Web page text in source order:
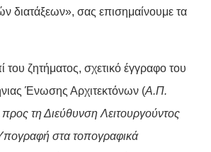
διατάξεων», σας επισημαίνουμε τα
του ζητήματος, σχετικό έγγραφο του
Ένωσης Αρχιτεκτόνων (Α.Π.
τη Διεύθυνση Λειτουργούντος
στα τοπογραφικά